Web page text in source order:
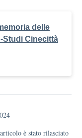
delle
Studi Cinecittà
è stato rilasciato